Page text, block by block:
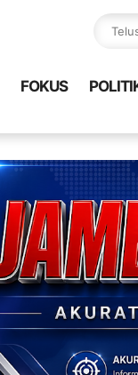
FOKUS